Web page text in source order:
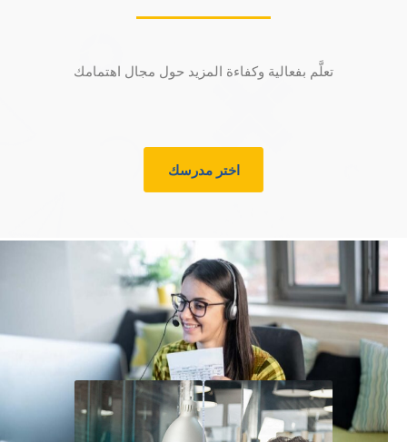
تعلَّم بفعالية وكفاءة المزيد حول مجال اهتمامك
اختر مدرسك